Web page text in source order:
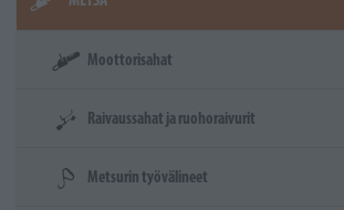
Moottorisahat
Raivaussahat ja ruohoraivurit
Metsurin työvälineet